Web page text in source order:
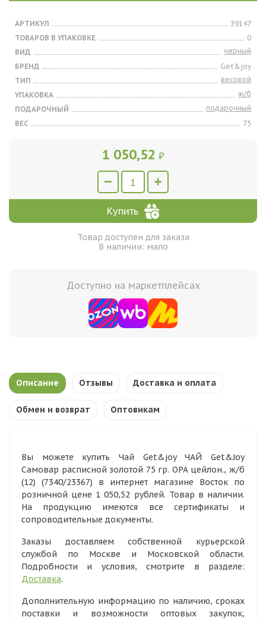
АРТИКУЛ
39147
ТОВАРОВ В УПАКОВКЕ
0
ВИД
черный
БРЕНД
Get&joy
ТИП
весовой
УПАКОВКА
ж/б
ПОДАРОЧНЫЙ
подарочный
ВЕС
75
1 050,52 ₽
Купить
Товар доступен для заказа
В наличии: мало
Доступно на маркетплейсах
Описание Отзывы Доставка и оплата
Обмен и возврат Оптовикам
Вы можете купить Чай Get&joy ЧАЙ Get&Joy
Самовар расписной золотой 75 гр. ОРА цейлон., ж/б
(12) (7340/23367) в интернет магазине Восток по
розничной цене 1 050,52 рублей. Товар в наличии.
На продукцию имеются все сертификаты и
сопроводительные документы.
Заказы доставляем собственной курьерской
службой по Москве и Московской области.
Подробности и условия, смотрите в разделе:
Доставка.
Дополнительную информацию по наличию, сроках
поставки и возможности оптовых закупок,